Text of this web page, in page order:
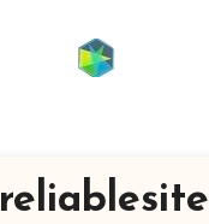
reliablesite